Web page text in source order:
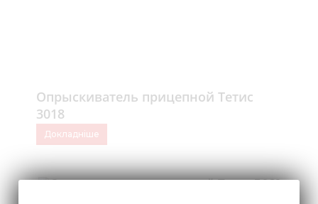
Опрыскиватель прицепной Тетис
3018
Докладніше